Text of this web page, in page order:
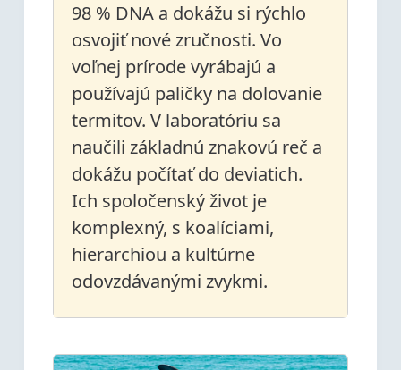
98 % DNA a dokážu si rýchlo
osvojiť nové zručnosti. Vo
voľnej prírode vyrábajú a
používajú paličky na dolovanie
termitov. V laboratóriu sa
naučili základnú znakovú reč a
dokážu počítať do deviatich.
Ich spoločenský život je
komplexný, s koalíciami,
hierarchiou a kultúrne
odovzdávanými zvykmi.